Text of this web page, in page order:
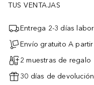
TUS VENTAJAS
Entrega 2-3 días
Envío gratuito A partir
2 muestras de regalo
30 días de devolución